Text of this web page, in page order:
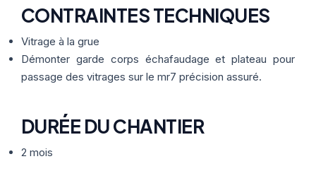
CONTRAINTES TECHNIQUES
Vitrage à la grue
Démonter garde corps échafaudage et plateau pour
passage des vitrages sur le mr7 précision assuré.
DURÉE DU CHANTIER
2 mois